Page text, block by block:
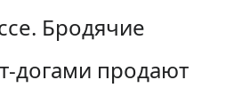
Бродячие
догами продают